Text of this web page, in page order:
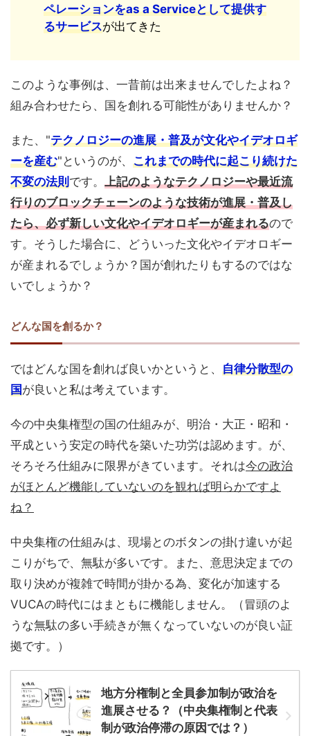
ペレーションをas a Serviceとして提供す
るサービスが出てきた
このような事例は、一昔前は出来ませんでしたよね？
組み合わせたら、国を創れる可能性がありませんか？
また、"テクノロジーの進展・普及が文化やイデオロギ
ーを産む"というのが、 これまでの時代に起こり続けた
不変の法則です。 上記のようなテクノロジーや最近流
行りのブロックチェーンのような技術が進展・普及し
たら、必ず新しい文化やイデオロギーが産まれるので
す。そうした場合に、どういった文化やイデオロギー
が産まれるでしょうか？国が創れたりもするのではな
いでしょうか？
どんな国を創るか？
ではどんな国を創れば良いかというと、 自律分散型の
国が良いと私は考えています。
今の中央集権型の国の仕組みが、明治・大正・昭和・
平成という安定の時代を築いた功労は認めます。が、
そろそろ仕組みに限界がきています。それは今の政治
がほとんど機能していないのを観れば明らかですよ
ね？
中央集権の仕組みは、現場とのボタンの掛け違いが起
こりがちで、無駄が多いです。また、意思決定までの
取り決めが複雑で時間が掛かる為、変化が加速する
VUCAの時代にはまともに機能しません。（冒頭のよ
うな無駄の多い手続きが無くなっていないのが良い証
拠です。）
地方分権制と全員参加制が政治を
進展させる？（中央集権制と代表
制が政治停滞の原因では？）